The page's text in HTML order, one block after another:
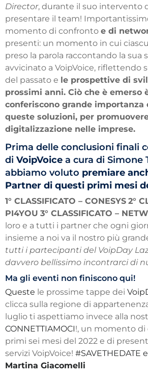
Director, durante il suo intervento
presentare il team!
momento di confronto e di
presenti: un momento in cui
preso la parola raccontando la sua
avvicinato a VoipVoice, riflettendo
del passato e le prospettive di
prossimi anni. Ciò che è emerso
conferiscono grande importanza
queste soluzioni, per
digitalizzazione nelle imprese.
Prima delle conclusioni finali
di VoipVoice a cura di Simone
abbiamo voluto premiare
Partner di questi primi mesi
1° CLASSIFICATO – CONESYS 2°
PI4YOU 3° CLASSIFICATO –
loro e a tutti i partner che ogni
insieme a noi va il nostro più
tutti i partecipanti del VoipDay
davvero bellissimo incontrarci di
Ma gli eventi non finiscono qui!
Queste le prossime tappe dei
clicca sulla regione di
luglio ti aspettiamo invece alla
CONNETTIAMOCI!, un momento di
primi sei mesi del 2022 e di
servizi VoipVoice! #SAVETHEDATE
Martina Giacomelli